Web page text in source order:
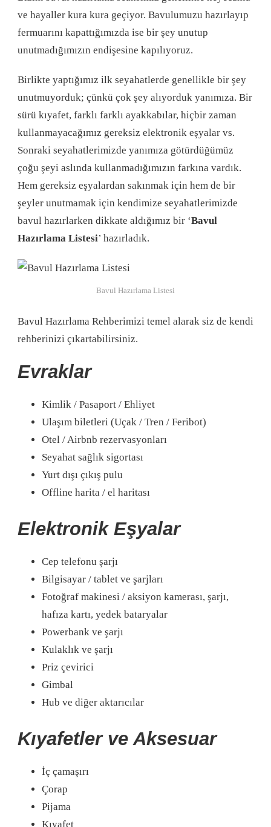
ve hayaller kura kura geçiyor. Bavulumuzu hazırlayıp
fermuarını kapattığımızda ise bir şey unutup
unutmadığımızın endişesine kapılıyoruz.
Birlikte yaptığımız ilk seyahatlerde genellikle bir şey
unutmuyorduk; çünkü çok şey alıyorduk yanımıza. Bir
sürü kıyafet, farklı farklı ayakkabılar, hiçbir zaman
kullanmayacağımız gereksiz elektronik eşyalar vs.
Sonraki seyahatlerimizde yanımıza götürdüğümüz
çoğu şeyi aslında kullanmadığımızın farkına vardık.
Hem gereksiz eşyalardan sakınmak için hem de bir
şeyler unutmamak için kendimize seyahatlerimizde
bavul hazırlarken dikkate aldığımız bir ‘Bavul
Hazırlama Listesi’ hazırladık.
Bavul Hazırlama Listesi
Bavul Hazırlama Rehberimizi temel alarak siz de kendi
rehberinizi çıkartabilirsiniz.
Evraklar
Kimlik / Pasaport / Ehliyet
Ulaşım biletleri (Uçak / Tren / Feribot)
Otel / Airbnb rezervasyonları
Seyahat sağlık sigortası
Yurt dışı çıkış pulu
Offline harita / el haritası
Elektronik Eşyalar
Cep telefonu şarjı
Bilgisayar / tablet ve şarjları
Fotoğraf makinesi / aksiyon kamerası, şarjı,
hafıza kartı, yedek bataryalar
Powerbank ve şarjı
Kulaklık ve şarjı
Priz çevirici
Gimbal
Hub ve diğer aktarıcılar
Kıyafetler ve Aksesuar
İç çamaşırı
Çorap
Pijama
Kıyafet